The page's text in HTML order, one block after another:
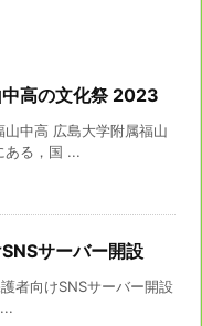
中高の文化祭 2023
中高 広島大学附属福山
ある，国 ...
サーバー開設
者向けSNSサーバー開設